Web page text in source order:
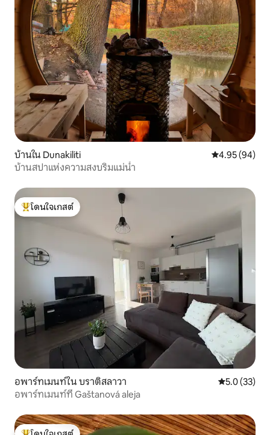
บ้านใน Dunakiliti คะแนนเฉลี่ย
4.95 (94)
บ้านสปาแห่งความสงบริมแม่น้ำ
โดนใจเกสต์ที่สุด
โดนใจเกสต์
อพาร์ทเมนท์ใน บราติสลาวา คะแนนเฉลี่ย
5.0 (33)
อพาร์ทเมนท์ที่ Gaštanová aleja